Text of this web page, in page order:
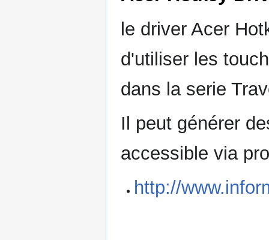
le driver Acer
d'utiliser les
dans la serie
Il peut générer
accessible via
http://